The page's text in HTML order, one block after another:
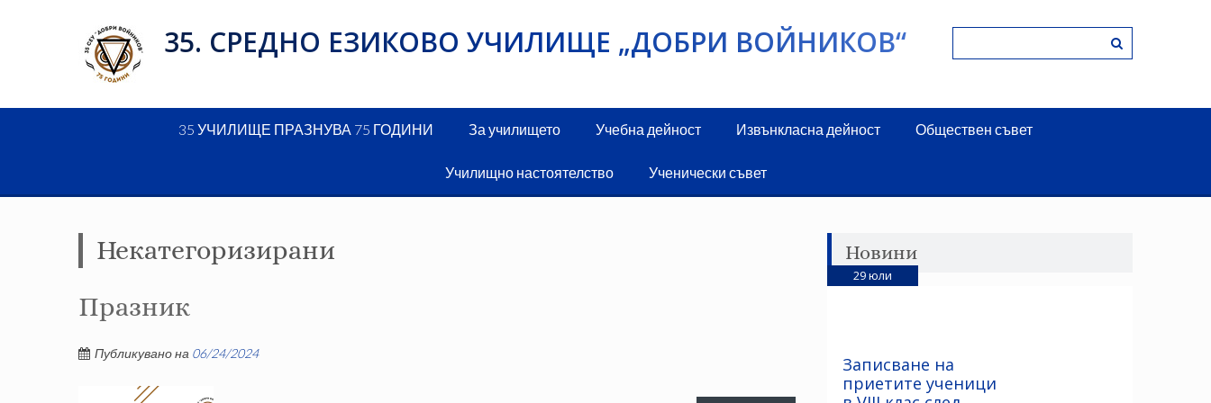
35. СРЕДНО ЕЗИКОВО УЧИЛИЩЕ „ДОБРИ ВОЙНИКОВ“
35 УЧИЛИЩЕ ПРАЗНУВА 75 ГОДИНИ За училището Учебна дейност Извънкласна дейност Обществен съвет
Училищно настоятелство Ученически съвет
Некатегоризирани
Празник
Публикувано на 06/24/2024
Новини
29юли
Записване на
приетите ученици